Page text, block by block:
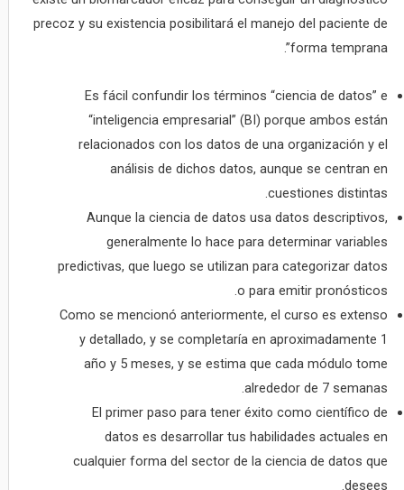
precoz y su existencia posibilitará el manejo del paciente de
forma temprana”.
Es fácil confundir los términos “ciencia de datos” e
“inteligencia empresarial” (BI) porque ambos están
relacionados con los datos de una organización y el
análisis de dichos datos, aunque se centran en
cuestiones distintas.
Aunque la ciencia de datos usa datos descriptivos,
generalmente lo hace para determinar variables
predictivas, que luego se utilizan para categorizar datos
o para emitir pronósticos.
Como se mencionó anteriormente, el curso es extenso
y detallado, y se completaría en aproximadamente 1
año y 5 meses, y se estima que cada módulo tome
alrededor de 7 semanas.
El primer paso para tener éxito como científico de
datos es desarrollar tus habilidades actuales en
cualquier forma del sector de la ciencia de datos que
desees.